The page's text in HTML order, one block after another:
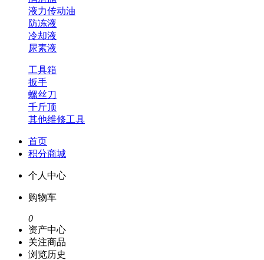
液力传动油
防冻液
冷却液
尿素液
工具箱
扳手
螺丝刀
千斤顶
其他维修工具
首页
积分商城
个人中心
购物车
0
资产中心
关注商品
浏览历史